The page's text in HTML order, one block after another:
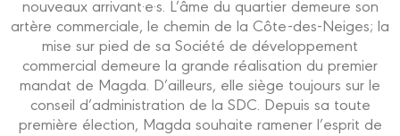
nouveaux arrivant·e·s. L’âme du quartier demeure son
artère commerciale, le chemin de la Côte-des-Neiges; la
mise sur pied de sa Société de développement
commercial demeure la grande réalisation du premier
mandat de Magda. D’ailleurs, elle siège toujours sur le
conseil d’administration de la SDC. Depuis sa toute
première élection, Magda souhaite ramener l’esprit de